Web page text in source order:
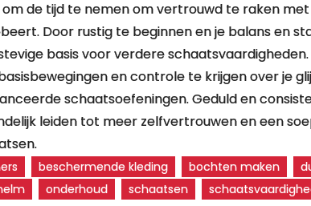
om de tijd te nemen om vertrouwd te raken
Door rustig te beginnen en je balans en
basis voor verdere
en controle te krijgen over je
schaatsoefeningen. Geduld en
leiden tot meer zelfvertrouwen en een
beschermende kleding bochten maken
onderhoud schaatsen